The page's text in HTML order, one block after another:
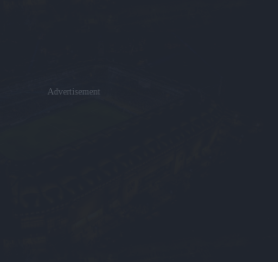
Advertisement